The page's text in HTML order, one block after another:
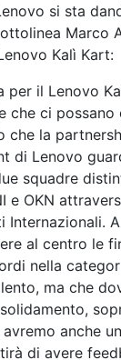
si sta
Marco
Kalì Kart:
il Lenovo
che ci possano
che la
di Lenovo
squadre
e OKN
al centro le
nella
ma che
anche
di avere